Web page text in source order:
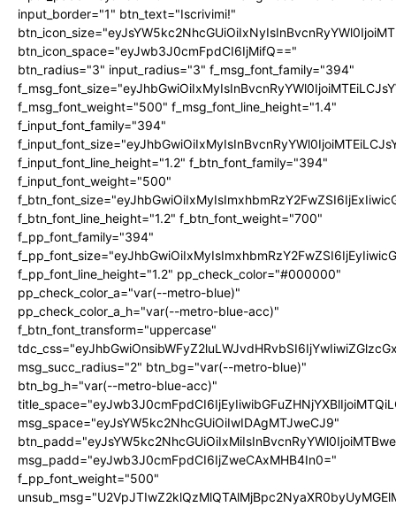
input_border="1" btn_text="Iscrivimi!"
btn_icon_space="eyJwb3J0cmFpdCI6IjMifQ=="
btn_radius="3" input_radius="3" f_msg_font_family="394"
f_msg_font_weight="500" f_msg_font_line_height="1.4"
f_input_font_family="394"
f_input_font_line_height="1.2" f_btn_font_family="394"
f_input_font_weight="500"
f_btn_font_line_height="1.2" f_btn_font_weight="700"
f_pp_font_family="394"
f_pp_font_line_height="1.2" pp_check_color="#000000"
pp_check_color_a="var(--metro-blue)"
pp_check_color_a_h="var(--metro-blue-acc)"
f_btn_font_transform="uppercase"
msg_succ_radius="2" btn_bg="var(--metro-blue)"
btn_bg_h="var(--metro-blue-acc)"
msg_space="eyJsYW5kc2NhcGUiOiIwIDAgMTJweCJ9"
msg_padd="eyJwb3J0cmFpdCI6IjZweCAxMHB4In0="
f_pp_font_weight="500"